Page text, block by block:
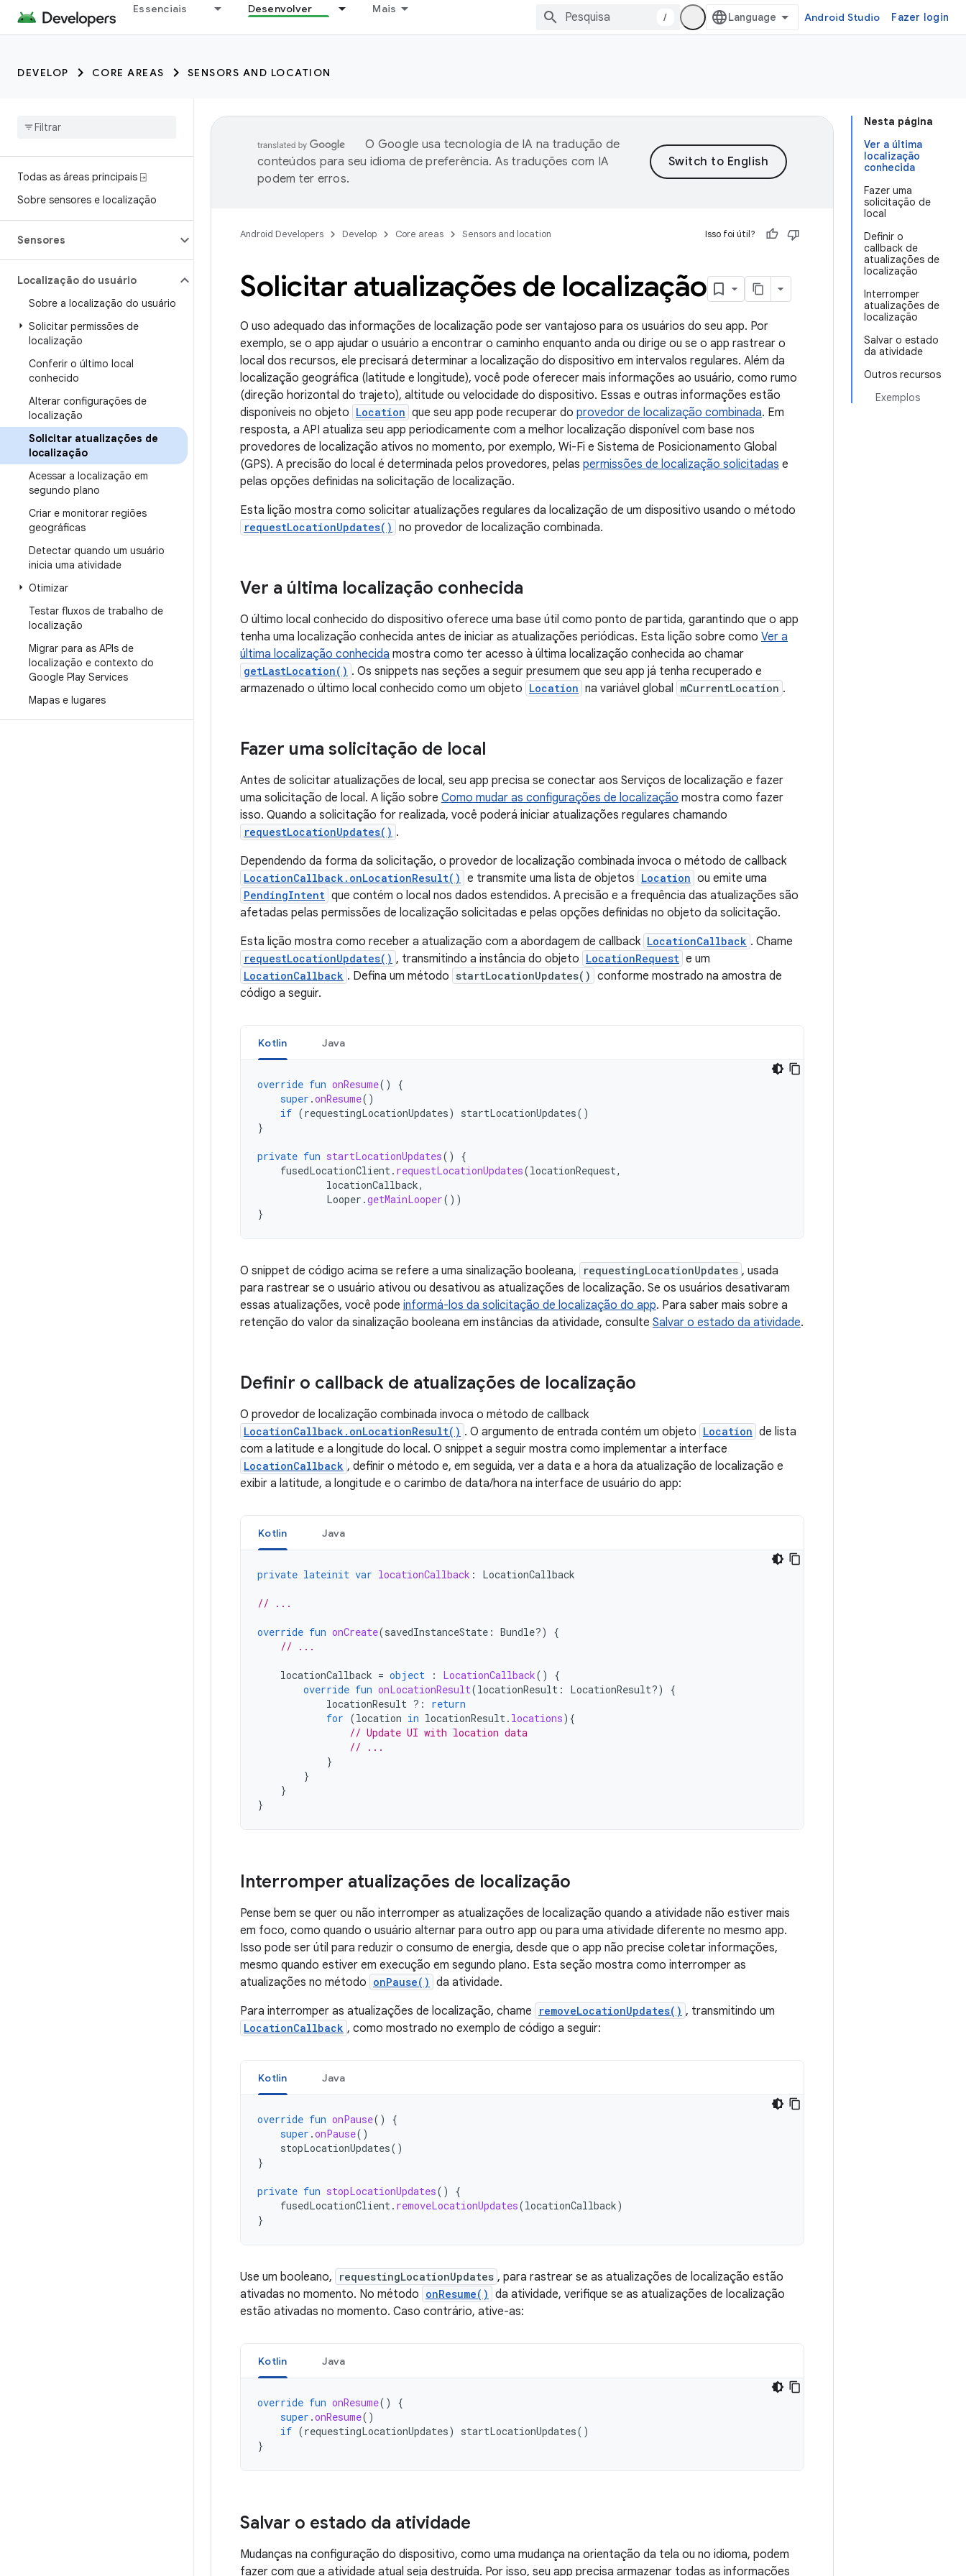
Essenciais Desenvolver Mais
/ Android Studio Fazer login
DEVELOP CORE AREAS SENSORS AND LOCATION
Todas as áreas principais ⍈
Sobre sensores e localização
Sensores
Localização do usuário
Sobre a localização do usuário
Solicitar permissões de
localização
Conferir o último local
conhecido
Alterar configurações de
localização
Solicitar atualizações de
localização
Acessar a localização em
segundo plano
Criar e monitorar regiões
geográficas
Detectar quando um usuário
inicia uma atividade
Otimizar
Testar fluxos de trabalho de
localização
Migrar para as APIs de
localização e contexto do
Google Play Services
Mapas e lugares
Nesta página
Ver a última
localização
conhecida
Fazer uma
solicitação de
local
Definir o
callback de
atualizações de
localização
Interromper
atualizações de
localização
Salvar o estado
da atividade
Outros recursos
Exemplos
O Google usa tecnologia de IA na tradução de
conteúdos para seu idioma de preferência. As traduções com IA
podem ter erros.
Android Developers Develop Core areas Sensors and location Isso foi útil?
Solicitar atualizações de localização
O uso adequado das informações de localização pode ser vantajoso para os usuários do seu app. Por
exemplo, se o app ajudar o usuário a encontrar o caminho enquanto anda ou dirige ou se o app rastrear o
local dos recursos, ele precisará determinar a localização do dispositivo em intervalos regulares. Além da
localização geográfica (latitude e longitude), você pode oferecer mais informações ao usuário, como rumo
(direção horizontal do trajeto), altitude ou velocidade do dispositivo. Essas e outras informações estão
disponíveis no objeto Location que seu app pode recuperar do provedor de localização combinada. Em
resposta, a API atualiza seu app periodicamente com a melhor localização disponível com base nos
provedores de localização ativos no momento, por exemplo, Wi-Fi e Sistema de Posicionamento Global
(GPS). A precisão do local é determinada pelos provedores, pelas permissões de localização solicitadas e
pelas opções definidas na solicitação de localização.
Esta lição mostra como solicitar atualizações regulares da localização de um dispositivo usando o método
requestLocationUpdates() no provedor de localização combinada.
Ver a última localização conhecida
O último local conhecido do dispositivo oferece uma base útil como ponto de partida, garantindo que o app
tenha uma localização conhecida antes de iniciar as atualizações periódicas. Esta lição sobre como Ver a
última localização conhecida mostra como ter acesso à última localização conhecida ao chamar
getLastLocation() . Os snippets nas seções a seguir presumem que seu app já tenha recuperado e
armazenado o último local conhecido como um objeto Location na variável global mCurrentLocation .
Fazer uma solicitação de local
Antes de solicitar atualizações de local, seu app precisa se conectar aos Serviços de localização e fazer
uma solicitação de local. A lição sobre Como mudar as configurações de localização mostra como fazer
isso. Quando a solicitação for realizada, você poderá iniciar atualizações regulares chamando
requestLocationUpdates() .
Dependendo da forma da solicitação, o provedor de localização combinada invoca o método de callback
LocationCallback.onLocationResult() e transmite uma lista de objetos Location ou emite uma
PendingIntent que contém o local nos dados estendidos. A precisão e a frequência das atualizações são
afetadas pelas permissões de localização solicitadas e pelas opções definidas no objeto da solicitação.
Esta lição mostra como receber a atualização com a abordagem de callback LocationCallback . Chame
requestLocationUpdates() , transmitindo a instância do objeto LocationRequest e um
LocationCallback . Defina um método startLocationUpdates() conforme mostrado na amostra de
código a seguir.
Kotlin Java
override fun onResume()
{
super .onResume()
if (requestingLocationUpdates) startLocationUpdates()
}
private fun startLocationUpdates()
{
fusedLocationClient. requestLocationUpdates(locationRequest,
locationCallback,
Looper .getMainLooper())
}
O snippet de código acima se refere a uma sinalização booleana, requestingLocationUpdates , usada
para rastrear se o usuário ativou ou desativou as atualizações de localização. Se os usuários desativaram
essas atualizações, você pode informá-los da solicitação de localização do app. Para saber mais sobre a
retenção do valor da sinalização booleana em instâncias da atividade, consulte Salvar o estado da atividade.
Definir o callback de atualizações de localização
O provedor de localização combinada invoca o método de callback
LocationCallback.onLocationResult() . O argumento de entrada contém um objeto Location de lista
com a latitude e a longitude do local. O snippet a seguir mostra como implementar a interface
LocationCallback , definir o método e, em seguida, ver a data e a hora da atualização de localização e
exibir a latitude, a longitude e o carimbo de data/hora na interface de usuário do app:
Kotlin Java
private lateinit var locationCallback : LocationCallback
// ...
override fun onCreate(savedInstanceState : Bundle?)
{
// ...
locationCallback = object : LocationCallback()
{
override fun onLocationResult(locationResult : LocationResult?)
{
locationResult ?:
return
for (location in locationResult. locations){
// Update UI with location data
// ...
}
}
}
}
Interromper atualizações de localização
Pense bem se quer ou não interromper as atualizações de localização quando a atividade não estiver mais
em foco, como quando o usuário alternar para outro app ou para uma atividade diferente no mesmo app.
Isso pode ser útil para reduzir o consumo de energia, desde que o app não precise coletar informações,
mesmo quando estiver em execução em segundo plano. Esta seção mostra como interromper as
atualizações no método onPause() da atividade.
Para interromper as atualizações de localização, chame
removeLocationUpdates() , transmitindo um
LocationCallback , como mostrado no exemplo de código a seguir:
Kotlin Java
override fun onPause()
{
super .onPause()
stopLocationUpdates()
}
private fun stopLocationUpdates()
{
fusedLocationClient. removeLocationUpdates(locationCallback)
}
Use um booleano, requestingLocationUpdates , para rastrear se as atualizações de localização estão
ativadas no momento. No método onResume() da atividade, verifique se as atualizações de localização
estão ativadas no momento. Caso contrário, ative-as:
Kotlin Java
override fun onResume()
{
super .onResume()
if (requestingLocationUpdates) startLocationUpdates()
}
Salvar o estado da atividade
Mudanças na configuração do dispositivo, como uma mudança na orientação da tela ou no idioma, podem
fazer com que a atividade atual seja destruída. Por isso, seu app precisa armazenar todas as informações